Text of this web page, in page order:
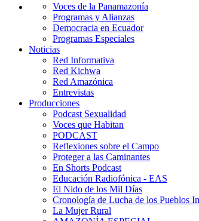
Voces de la Panamazonía
Programas y Alianzas
Democracia en Ecuador
Programas Especiales
Noticias
Red Informativa
Red Kichwa
Red Amazónica
Entrevistas
Producciones
Podcast Sexualidad
Voces que Habitan
PODCAST
Reflexiones sobre el Campo
Proteger a las Caminantes
En Shorts Podcast
Educación Radiofónica - EAS
El Nido de los Mil Días
Cronología de Lucha de los Pueblos
La Mujer Rural